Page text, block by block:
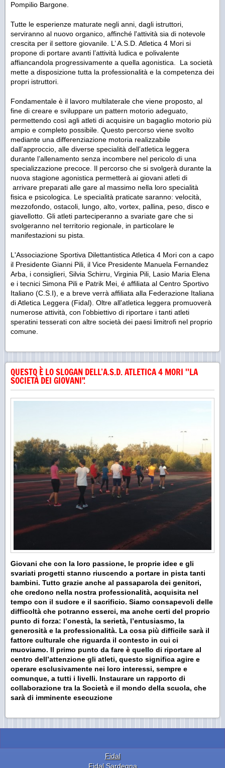
Pompilio Bargone.
Tutte le esperienze maturate negli anni, dagli istruttori,
serviranno al nuovo organico, affinché l'attività sia di notevole
crescita per il settore giovanile. L’ A.S.D. Atletica 4 Mori si
propone di portare avanti l’attività ludica e polivalente
affiancandola progressivamente a quella agonistica. La società
mette a disposizione tutta la professionalità e la competenza dei
propri istruttori.
Fondamentale è il lavoro multilaterale che viene proposto, al
fine di creare e sviluppare un pattern motorio adeguato,
permettendo così agli atleti di acquisire un bagaglio motorio più
ampio e completo possibile. Questo percorso viene svolto
mediante una differenziazione motoria realizzabile
dall’approccio, alle diverse specialità dell’atletica leggera
durante l’allenamento senza incombere nel pericolo di una
specializzazione precoce. Il percorso che si svolgerà durante la
nuova stagione agonistica permetterà ai giovani atleti di
arrivare preparati alle gare al massimo nella loro specialità
fisica e psicologica. Le specialità praticate saranno: velocità,
mezzofondo, ostacoli, lungo, alto, vortex, pallina, peso, disco e
giavellotto. Gli atleti parteciperanno a svariate gare che si
svolgeranno nel territorio regionale, in particolare le
manifestazioni su pista.
L'Associazione Sportiva Dilettantistica Atletica 4 Mori con a capo
il Presidente Gianni Pili, il Vice Presidente Manuela Fernandez
Arba, i consiglieri, Silvia Schirru, Virginia Pili, Lasio Maria Elena
e i tecnici Simona Pili e Patrik Mei, é affiliata al Centro Sportivo
Italiano (C.S.I), e a breve verrà affiliata alla Federazione Italiana
di Atletica Leggera (Fidal). Oltre all'atletica leggera promuoverà
numerose attività, con l'obbiettivo di riportare i tanti atleti
speratini tesserati con altre società dei paesi limitrofi nel proprio
comune.
QUESTO È LO SLOGAN DELL’A.S.D. ATLETICA 4 MORI ''LA
SOCIETÀ DEI GIOVANI".
Giovani che con la loro passione, le proprie idee e gli
svariati progetti stanno riuscendo a portare in pista tanti
bambini. Tutto grazie anche al passaparola dei genitori,
che credono nella nostra professionalità, acquisita nel
tempo con il sudore e il sacrificio. Siamo consapevoli delle
difficoltà che potranno esserci, ma anche certi del proprio
punto di forza: l’onestà, la serietà, l’entusiasmo, la
generosità e la professionalità. La cosa più difficile sarà il
fattore culturale che riguarda il contesto in cui ci
muoviamo. Il primo punto da fare è quello di riportare al
centro dell’attenzione gli atleti, questo significa agire e
operare esclusivamente nei loro interessi, sempre e
comunque, a tutti i livelli. Instaurare un rapporto di
collaborazione tra la Società e il mondo della scuola, che
sarà di imminente esecuzione
Fidal
Fidal Sardegna